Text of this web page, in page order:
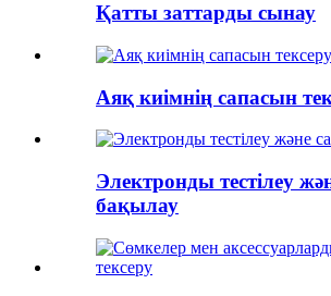
Қатты заттарды сынау
Аяқ киімнің сапасын
Электронды тестілеу
бақылау